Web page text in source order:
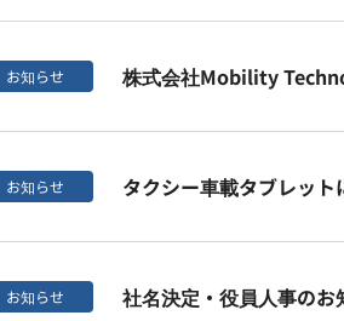
お知らせ 株式会社Mobility
お知らせ タクシー車載タブレッ
お知らせ 社名決定・役員人事のお